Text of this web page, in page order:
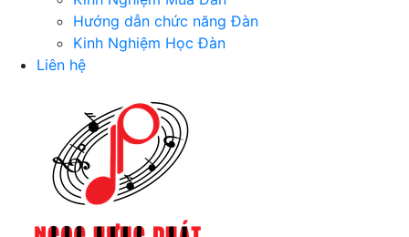
Hướng dẫn chức năng Đàn
Kinh Nghiệm Học Đàn
Liên hệ